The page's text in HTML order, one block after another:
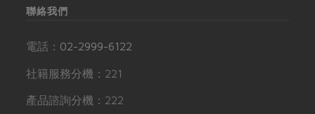
聯絡我們
電話： 02-2999-6122
社籍服務分機：221
產品諮詢分機：222